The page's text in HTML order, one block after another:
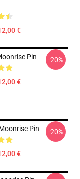
€
Pin
€
-20%
Pin
€
-20%